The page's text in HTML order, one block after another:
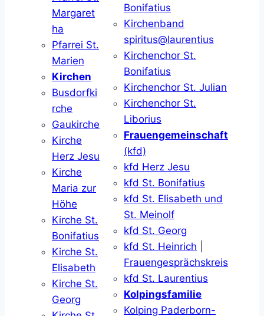
Margaret
ha
Pfarrei St.
Marien
Kirchen
Busdorfki
rche
Gaukirche
Kirche
Herz Jesu
Kirche
Maria zur
Höhe
Kirche St.
Bonifatius
Kirche St.
Elisabeth
Kirche St.
Georg
Bonifatius
Kirchenband
spiritus@laurentius
Kirchenchor St.
Bonifatius
Kirchenchor St. Julian
Kirchenchor St.
Liborius
Frauengemeinschaft
(kfd)
kfd Herz Jesu
kfd St. Bonifatius
kfd St. Elisabeth und
St. Meinolf
kfd St. Georg
kfd St. Heinrich
Frauengesprächskreis
kfd St. Laurentius
Kolpingsfamilie
Kolping Paderborn-